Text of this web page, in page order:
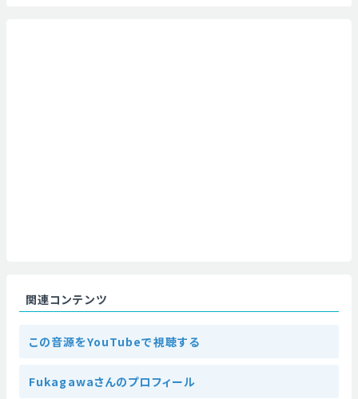
関連コンテンツ
この音源をYouTubeで視聴する
Fukagawaさんのプロフィール